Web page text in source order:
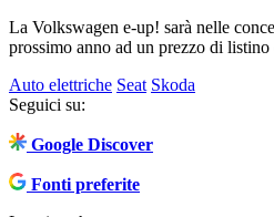
La Volkswagen e-up! sarà nelle
prossimo anno ad un prezzo di
Auto elettriche Seat Skoda
Seguici su:
Google Discover
Fonti preferite